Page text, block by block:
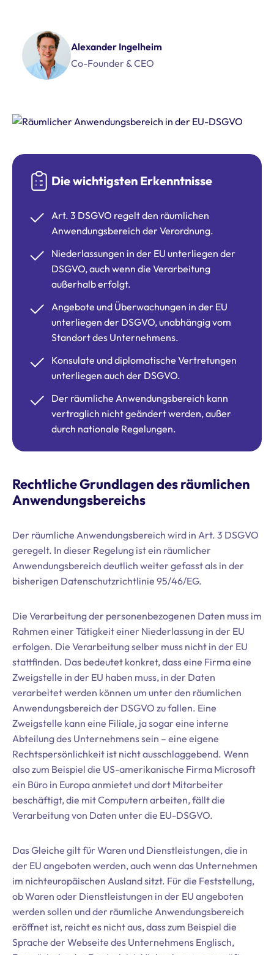
Alexander Ingelheim
Co-Founder & CEO
Die wichtigsten Erkenntnisse
Art. 3 DSGVO regelt den räumlichen
Anwendungsbereich der Verordnung.
Niederlassungen in der EU unterliegen der
DSGVO, auch wenn die Verarbeitung
außerhalb erfolgt.
Angebote und Überwachungen in der EU
unterliegen der DSGVO, unabhängig vom
Standort des Unternehmens.
Konsulate und diplomatische Vertretungen
unterliegen auch der DSGVO.
Der räumliche Anwendungsbereich kann
vertraglich nicht geändert werden, außer
durch nationale Regelungen.
Rechtliche Grundlagen des räumlichen
Anwendungsbereichs
Der räumliche Anwendungsbereich wird in Art. 3 DSGVO
geregelt. In dieser Regelung ist ein räumlicher
Anwendungsbereich deutlich weiter gefasst als in der
bisherigen Datenschutzrichtlinie 95/46/EG.
Die Verarbeitung der personenbezogenen Daten muss im
Rahmen einer Tätigkeit einer Niederlassung in der EU
erfolgen. Die Verarbeitung selber muss nicht in der EU
stattfinden. Das bedeutet konkret, dass eine Firma eine
Zweigstelle in der EU haben muss, in der Daten
verarbeitet werden können um unter den räumlichen
Anwendungsbereich der DSGVO zu fallen. Eine
Zweigstelle kann eine Filiale, ja sogar eine interne
Abteilung des Unternehmens sein – eine eigene
Rechtspersönlichkeit ist nicht ausschlaggebend. Wenn
also zum Beispiel die US-amerikanische Firma Microsoft
ein Büro in Europa anmietet und dort Mitarbeiter
beschäftigt, die mit Computern arbeiten, fällt die
Verarbeitung von Daten unter die EU-DSGVO.
Das Gleiche gilt für Waren und Dienstleistungen, die in
der EU angeboten werden, auch wenn das Unternehmen
im nichteuropäischen Ausland sitzt. Für die Feststellung,
ob Waren oder Dienstleistungen in der EU angeboten
werden sollen und der räumliche Anwendungsbereich
eröffnet ist, reicht es nicht aus, dass zum Beispiel die
Sprache der Webseite des Unternehmens Englisch,